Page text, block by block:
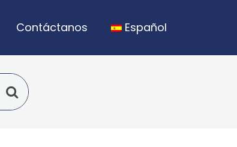
Contáctanos Español